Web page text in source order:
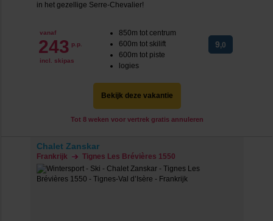
in het gezellige Serre-Chevalier!
vanaf
243 p.p.
incl. skipas
850m tot centrum
600m tot skilift
600m tot piste
logies
9,0
Bekijk deze vakantie
Tot 8 weken voor vertrek gratis annuleren
Chalet Zanskar
Frankrijk Tignes Les Brévières 1550